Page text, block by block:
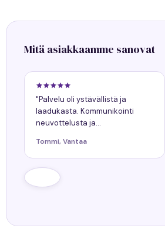
Mitä asiakkaamme sanovat
"Palvelu oli ystävällistä ja
laadukasta. Kommunikointi
neuvottelusta ja
Kaikkiin kysymyksiin tuli
nopeasti vastaukset. Työn
lopputulos oli onnistunut."
Tommi, Vantaa